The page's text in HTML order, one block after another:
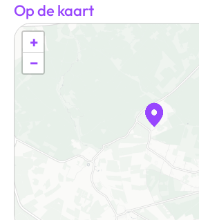
Op de kaart
+
−